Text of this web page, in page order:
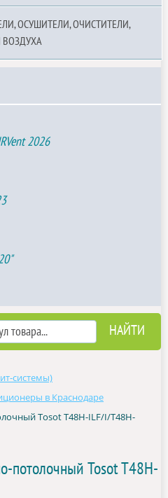
ОСУШИТЕЛИ, ОЧИСТИТЕЛИ,
ВОЗДУХА
2026
системы)
в Краснодаре
Tosot T48H-ILF/I/T48H-
потолочный Tosot T48H-